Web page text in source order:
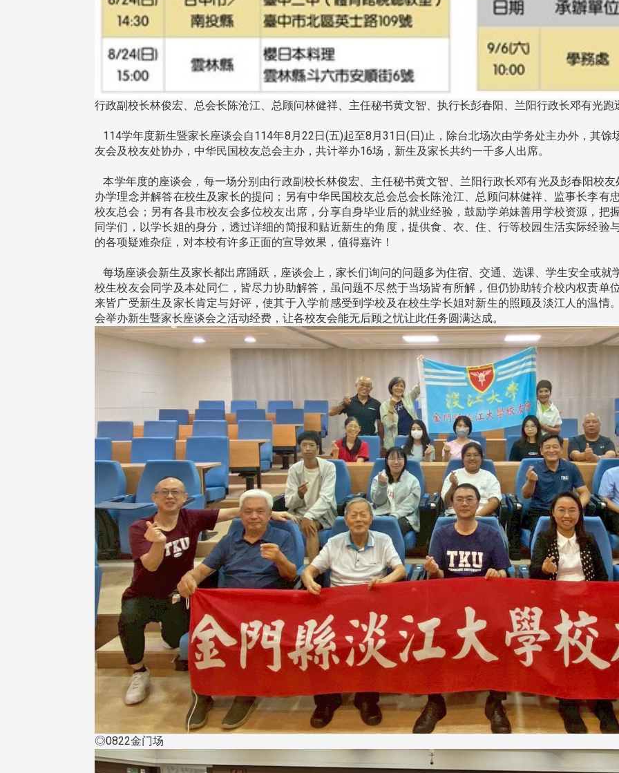
行政副校长林俊宏、总会长陈沧江、总顾问林健祥、主任秘书黄文智、执行长彭春阳、兰阳行政长邓有光
114学年度新生暨家长座谈会自114年8月22日(五)起至8月31日(日)止，除台北场次由学务处主办外，其
友会及校友处协办，中华民国校友总会主办，共计举办16场，新生及家长共约一千多人出席。
本学年度的座谈会，每一场分别由行政副校长林俊宏、主任秘书黄文智、兰阳行政长邓有光及彭春阳校
办学理念并解答在校生及家长的提问；另有中华民国校友总会总会长陈沧江、总顾问林健祥、监事长李有
校友总会；另有各县市校友会多位校友出席，分享自身毕业后的就业经验，鼓励学弟妹善用学校资源，把
同学们，以学长姐的身分，透过详细的简报和贴近新生的角度，提供食、衣、住、行等校园生活实际经验
的各项疑难杂症，对本校有许多正面的宣导效果，值得嘉许！
每场座谈会新生及家长都出席踊跃，座谈会上，家长们询问的问题多为住宿、交通、选课、学生安全或
校生校友会同学及本处同仁，皆尽力协助解答，虽问题不尽然于当场皆有所解，但仍协助转介校内权责单
来皆广受新生及家长肯定与好评，使其于入学前感受到学校及在校生学长姐对新生的照顾及淡江人的温情
会举办新生暨家长座谈会之活动经费，让各校友会能无后顾之忧让此任务圆满达成。
◎0822金门场